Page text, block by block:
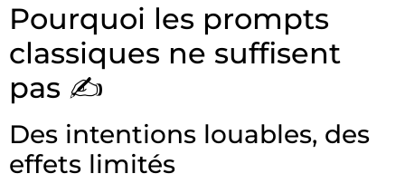
Pourquoi les prompts
classiques ne suffisent
pas ✍️
Des intentions louables, des
effets limités